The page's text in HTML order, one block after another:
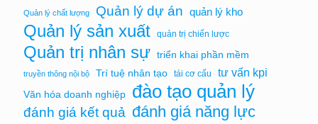
Quản lý chất lượng Quản lý dự án quản lý kho
Quản lý sản xuất quản trị chiến lược
Quản trị nhân sự triển khai phần mềm
truyền thông nội bộ Trí tuệ nhân tạo tái cơ cấu tư vấn kpi
Văn hóa doanh nghiệp đào tạo quản lý
đánh giá kết quả đánh giá năng lực